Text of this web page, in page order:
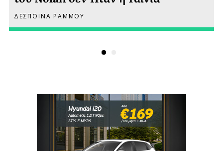
ΔΕΣΠΟΙΝΑ ΡΑΜΜΟΥ